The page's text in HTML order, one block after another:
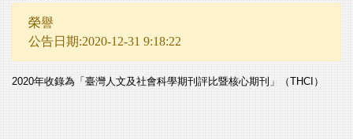
榮譽
公告日期:2020-12-31 9:18:22
2020年收錄為「臺灣人文及社會科學期刊評比暨核心期刊」（THCI）